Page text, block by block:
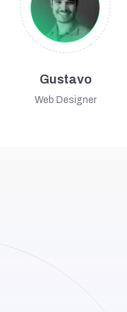
Gustavo
Web Designer